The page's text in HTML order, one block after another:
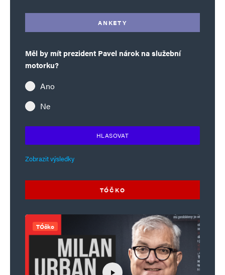
ANKETY
Měl by mít prezident Pavel nárok na služební
motorku?
Ano
Ne
HLASOVAT
Zobrazit výsledky
TÓČKO
TÓčko